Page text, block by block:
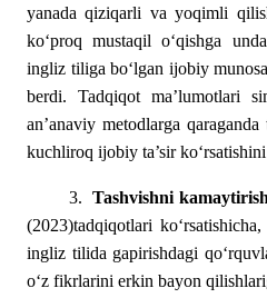
yanada qiziqarli va yoqimli
ko‘proq mustaqil o‘qishga
ingliz tiliga bo‘lgan ijobiy
berdi. Tadqiqot ma’lumotlari
an’anaviy metodlarga
kuchliroq ijobiy ta’sir
3. Tashvishni kamaytirish
(2023)tadqiqotlari
ingliz tilida gapirishdagi
o‘z fikrlarini erkin bayon